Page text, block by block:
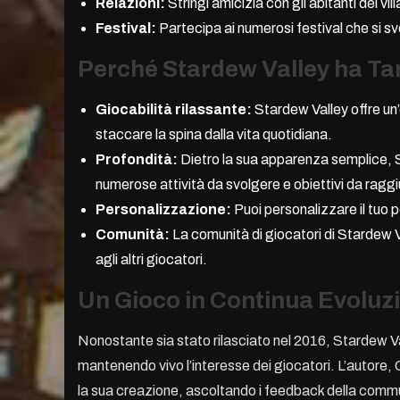
Relazioni: Stringi amicizia con gli abitanti del
Festival: Partecipa ai numerosi festival che si
Perché Stardew Valley ha
Giocabilità rilassante: Stardew Valley offre
staccare la spina dalla vita quotidiana.
Profondità: Dietro la sua apparenza semplice,
numerose attività da svolgere e obiettivi da
Personalizzazione: Puoi personalizzare il tuo
Comunità: La comunità di giocatori di Stardew
agli altri giocatori.
Un Gioco in Continua
Nonostante sia stato rilasciato nel 2016, Stardew
mantenendo vivo l’interesse dei giocatori.
la sua creazione, ascoltando i feedback della